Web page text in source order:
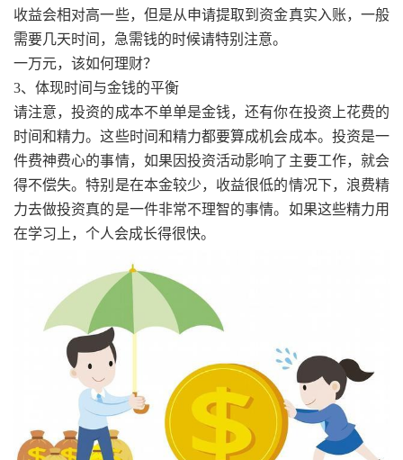
收益会相对高一些，但是从申请提取到资金真实入账，一般
需要几天时间，急需钱的时候请特别注意。
一万元，该如何理财？
3、体现时间与金钱的平衡
请注意，投资的成本不单单是金钱，还有你在投资上花费的
时间和精力。这些时间和精力都要算成机会成本。投资是一
件费神费心的事情，如果因投资活动影响了主要工作，就会
得不偿失。特别是在本金较少，收益很低的情况下，浪费精
力去做投资真的是一件非常不理智的事情。如果这些精力用
在学习上，个人会成长得很快。